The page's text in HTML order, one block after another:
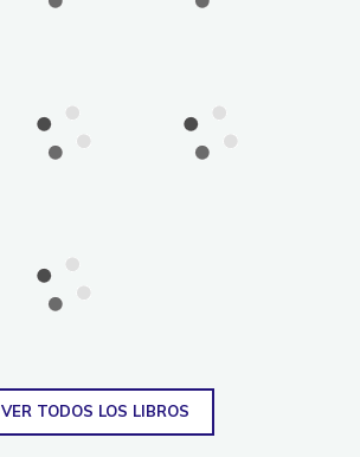
VER TODOS LOS LIBROS